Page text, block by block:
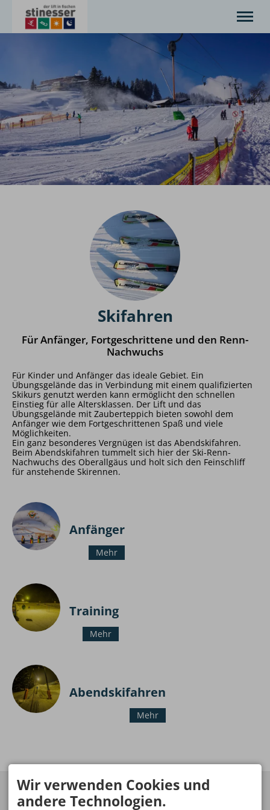
Skifahren
Rodeln
Essen
Preise
Service
Skifahren
Für Anfänger, Fortgeschrittene und den Renn-
Nachwuchs
Für Kinder und Anfänger das ideale Gebiet. Ein
Übungsgelände das in Verbindung mit einem qualifizierten
Skikurs genutzt werden kann ermöglicht den schnellen
Einstieg für alle Altersklassen. Der Lift und das
Übungsgelände mit Zauberteppich bieten sowohl dem
Anfänger wie dem Fortgeschrittenen Spaß und viele
Möglichkeiten.
Ein ganz besonderes Vergnügen ist das Abendskifahren.
Beim Abendskifahren tummelt sich hier der Ski-Renn-
Nachwuchs des Oberallgäus und holt sich den Feinschliff
für anstehende Skirennen.
Anfänger
Mehr
Training
Mehr
Abendskifahren
Mehr
STINESSER LIFTE FISCHEN
Markus Jörg
SKISCHULE HAUBER
FISCHEN
Wir verwenden Cookies und
andere Technologien.